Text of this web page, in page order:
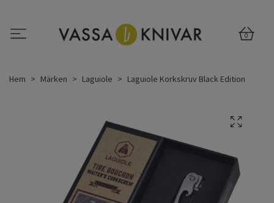
0
Hem Märken Laguiole Laguiole Korkskruv Black Edition